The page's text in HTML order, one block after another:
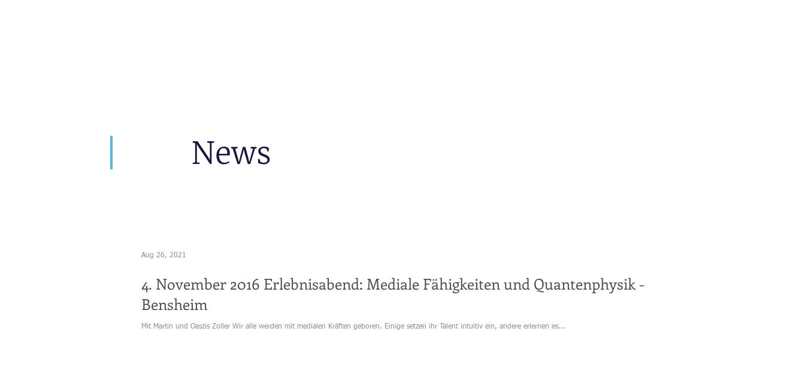
News
4. November 2016 Erlebnisabend: Mediale Fähigkeiten und Quantenphysik -
Bensheim
Mit Martin und Oaszis Zoller Wir alle werden mit medialen Kräften geboren. Einige setzen ihr Talent intuitiv ein, andere erlernen es...
Aug 26, 2021